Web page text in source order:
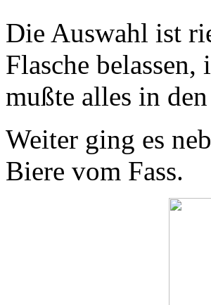
Die Auswahl ist
Flasche
mußte alles in
Weiter ging es
Biere vom Fass.